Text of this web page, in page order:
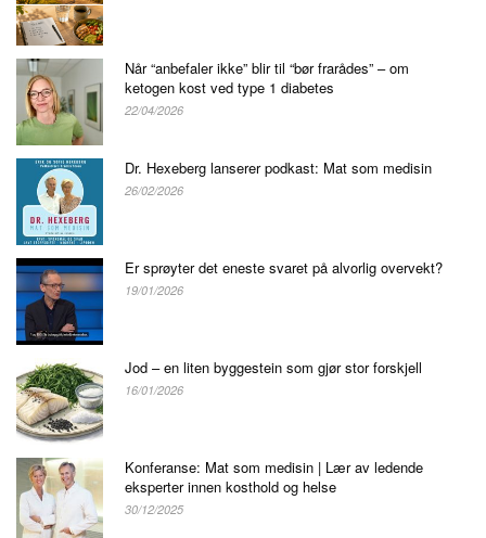
Når “anbefaler ikke” blir til “bør frarådes” – om
ketogen kost ved type 1 diabetes
22/04/2026
Dr. Hexeberg lanserer podkast: Mat som medisin
26/02/2026
Er sprøyter det eneste svaret på alvorlig overvekt?
19/01/2026
Jod – en liten byggestein som gjør stor forskjell
16/01/2026
Konferanse: Mat som medisin | Lær av ledende
eksperter innen kosthold og helse
30/12/2025